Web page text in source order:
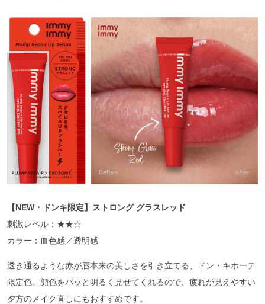
【NEW・ドンキ限定】ストロング グラスレッド
刺激レベル：★★☆
カラー：血色感／透明感
透き通るような赤が唇本来の美しさを引き立てる、ドン・キホーテ
限定色。顔色をパッと明るく見せてくれるので、疲れが見えやすい
夕方のメイク直しにもおすすめです。